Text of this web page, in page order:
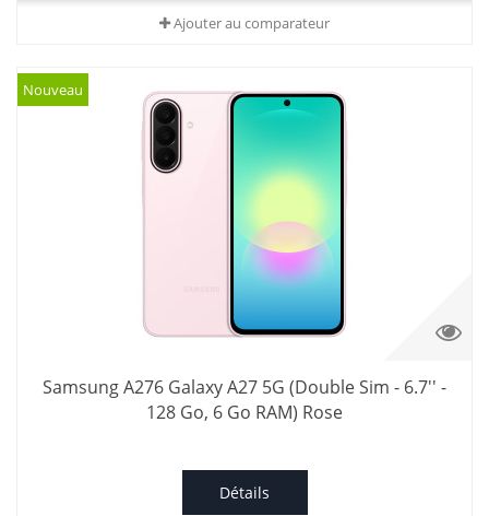
Ajouter au comparateur
Nouveau
Samsung A276 Galaxy A27 5G (Double Sim - 6.7'' -
128 Go, 6 Go RAM) Rose
Détails